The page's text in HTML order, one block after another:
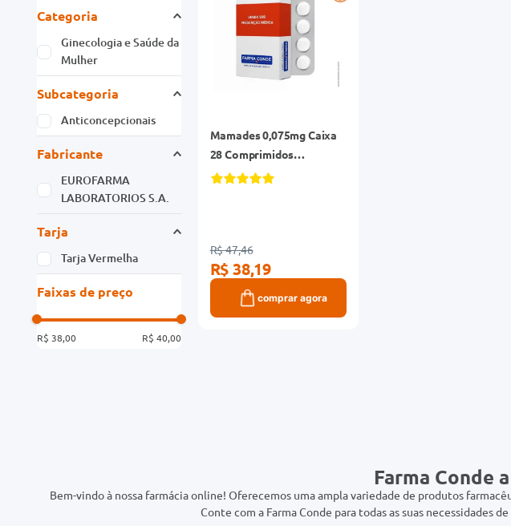
Categoria
Ginecologia e Saúde da
Mulher
Subcategoria
Anticoncepcionais
Fabricante
EUROFARMA
LABORATORIOS S.A.
Tarja
Tarja Vermelha
Faixas de preço
R$ 38,00 R$ 40,00
Mamades 0,075mg Caixa
28 Comprimidos
Revestidos
R$ 47,46
R$ 38,19
comprar agora
Farma Conde
Bem-vindo à nossa farmácia online! Oferecemos uma ampla variedade de produtos
Conte com a Farma Conde para todas as suas necessidades